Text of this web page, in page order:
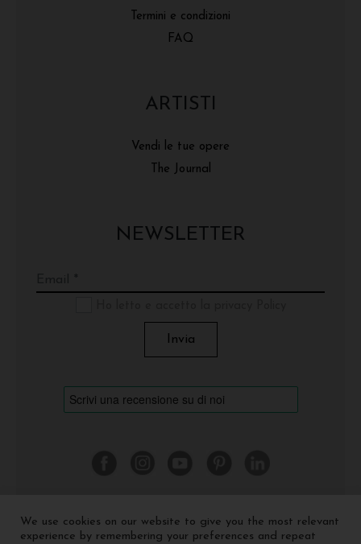
Termini e condizioni
FAQ
ARTISTI
Vendi le tue opere
The Journal
NEWSLETTER
© 2026 Cinquerosso Arte S.r.l. a socio unico - p.Iva
We use cookies on our website to give you the most relevant
experience by remembering your preferences and repeat